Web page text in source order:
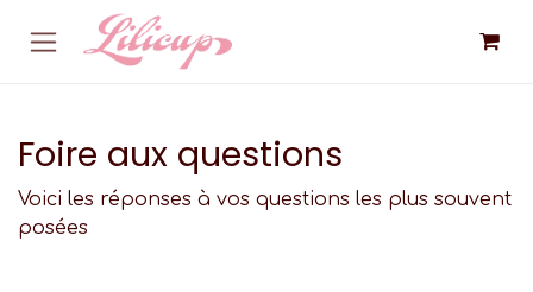
Se rendre au contenu
Foire aux questions
Voici les réponses à vos questions les plus souvent
posées